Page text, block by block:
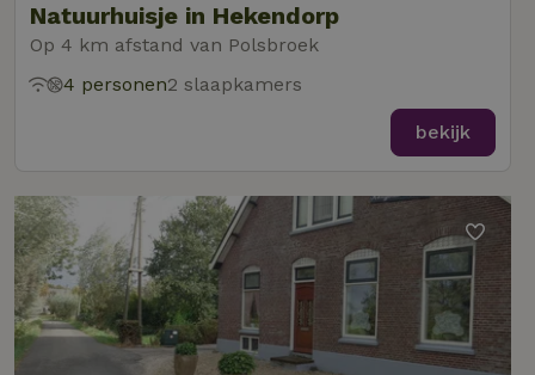
Natuurhuisje in Hekendorp
Op 4 km afstand van Polsbroek
4 personen2 slaapkamers
bekijk